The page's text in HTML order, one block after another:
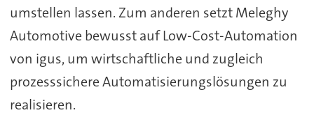
umstellen lassen. Zum anderen setzt Meleghy
Automotive bewusst auf Low-Cost-Automation
von igus, um wirtschaftliche und zugleich
prozesssichere Automatisierungslösungen zu
realisieren.